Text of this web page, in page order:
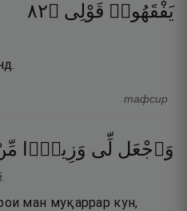
يَفْقَهُوا۟ قَوْلِى ۝٢٨
тафсир
وَٱجْعَل لِّى وَزِيرًۭا
ман муқаррар кун,